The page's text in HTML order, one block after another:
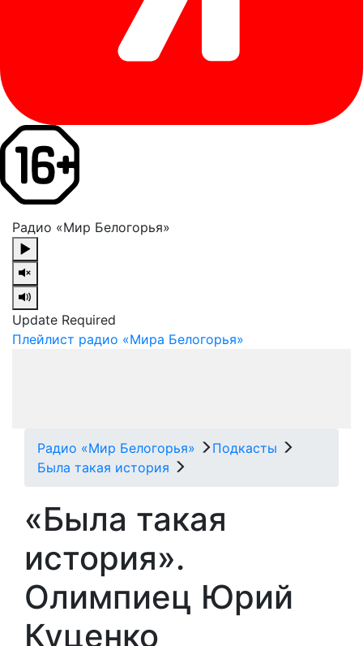
Радио «Мир Белогорья»
Update Required
Плейлист радио «Мира Белогорья»
Радио «Мир Белогорья»
Подкасты
Была такая история
«Была такая
история».
Олимпиец Юрий
Куценко